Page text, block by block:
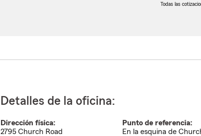
Todas las
Detalles de la oficina:
Dirección física:
2795 Church Road
Punto de referencia:
En la esquina de